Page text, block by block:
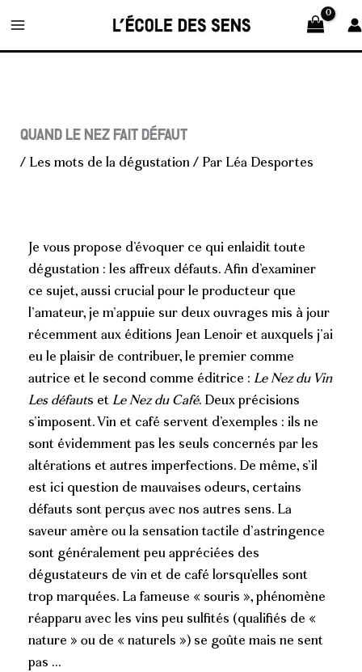
au
contenu
Quand le nez fait défaut
/ Les mots de la dégustation/ Par Léa Desportes
Je vous propose d’évoquer ce qui enlaidit toute
dégustation : les affreux défauts. Afin d’examiner
ce sujet, aussi crucial pour le producteur que
l’amateur, je m’appuie sur deux ouvrages mis à jour
récemment aux éditions Jean Lenoir et auxquels j’ai
eu le plaisir de contribuer, le premier comme
autrice et le second comme éditrice :Le Nez du Vin
Les défauts etLe Nez du Café. Deux précisions
s’imposent. Vin et café servent d’exemples : ils ne
sont évidemment pas les seuls concernés par les
altérations et autres imperfections. De même, s’il
est ici question de mauvaises odeurs, certains
défauts sont perçus avec nos autres sens. La
saveur amère ou la sensation tactile d’astringence
sont généralement peu appréciées des
dégustateurs de vin et de café lorsqu’elles sont
trop marquées. La fameuse « souris », phénomène
réapparu avec les vins peu sulfités (qualifiés de «
nature » ou de « naturels ») se goûte mais ne sent
pas …